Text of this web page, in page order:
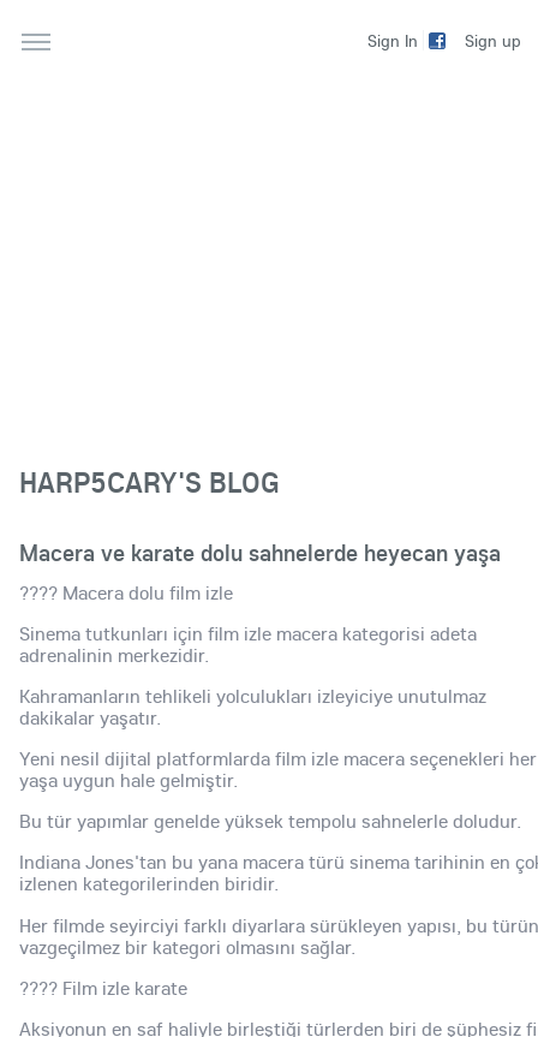
Sign In Sign up
HARP5CARY'S BLOG
Macera ve karate dolu sahnelerde heyecan yaşa
???? Macera dolu film izle
Sinema tutkunları için film izle macera kategorisi adeta
adrenalinin merkezidir.
Kahramanların tehlikeli yolculukları izleyiciye unutulmaz
dakikalar yaşatır.
Yeni nesil dijital platformlarda film izle macera seçenekleri her
yaşa uygun hale gelmiştir.
Bu tür yapımlar genelde yüksek tempolu sahnelerle doludur.
Indiana Jones'tan bu yana macera türü sinema tarihinin en
izlenen kategorilerinden biridir.
Her filmde seyirciyi farklı diyarlara sürükleyen yapısı, bu türün
vazgeçilmez bir kategori olmasını sağlar.
???? Film izle karate
Aksiyonun en saf haliyle birleştiği türlerden biri de şüphesiz